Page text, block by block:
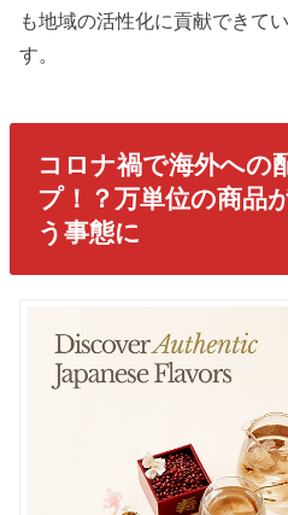
も地域の活性化に貢献できて
す。
コロナ禍で海外への
プ！？万単位の商品
う事態に